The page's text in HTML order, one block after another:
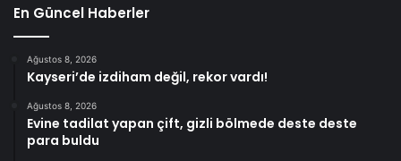
En Güncel Haberler
Ağustos 8, 2026
Kayseri’de izdiham değil, rekor vardı!
Ağustos 8, 2026
Evine tadilat yapan çift, gizli bölmede deste deste
para buldu